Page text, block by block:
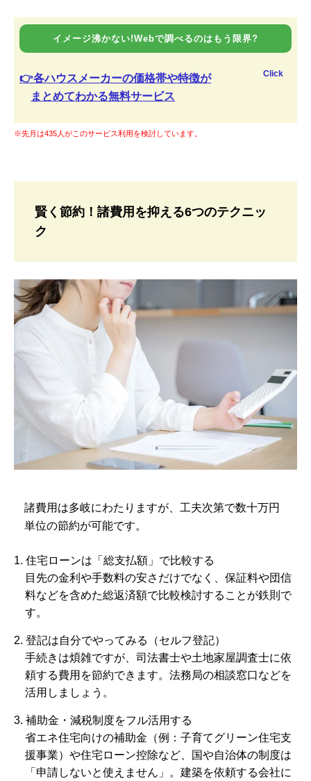
イメージ沸かない!Webで調べるのはもう限界?
👉各ハウスメーカーの価格帯や特徴が
まとめてわかる無料サービス
Click
※先月は435人がこのサービス利用を検討しています。
賢く節約！諸費用を抑える6つのテクニッ
ク
諸費用は多岐にわたりますが、工夫次第で数十万円
単位の節約が可能です。
1. 住宅ローンは「総支払額」で比較する
目先の金利や手数料の安さだけでなく、保証料や団信
料などを含めた総返済額で比較検討することが鉄則で
す。
2. 登記は自分でやってみる（セルフ登記）
手続きは煩雑ですが、司法書士や土地家屋調査士に依
頼する費用を節約できます。法務局の相談窓口などを
活用しましょう。
3. 補助金・減税制度をフル活用する
省エネ住宅向けの補助金（例：子育てグリーン住宅支
援事業）や住宅ローン控除など、国や自治体の制度は
「申請しないと使えません」。建築を依頼する会社に